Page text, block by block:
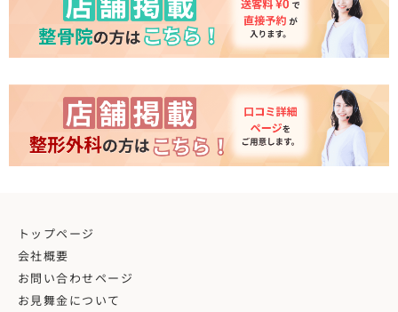
トップページ
会社概要
お問い合わせページ
お見舞金について